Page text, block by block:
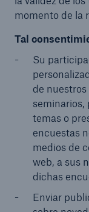
momento de la
Tal
Su
de
seminarios,
temas o
encuestas
medios de
web, a sus
dichas
Enviar